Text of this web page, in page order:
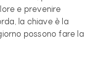
e prevenire
la chiave è la
possono fare la